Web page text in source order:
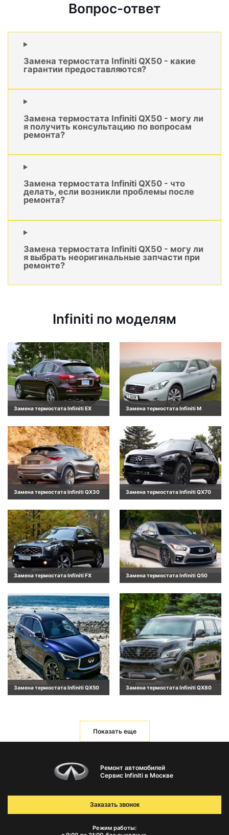
Вопрос-ответ
Замена термостата Infiniti QX50 - какие
гарантии предоставляются?
Замена термостата Infiniti QX50 - могу ли
я получить консультацию по вопросам
ремонта?
Замена термостата Infiniti QX50 - что
делать, если возникли проблемы после
ремонта?
Замена термостата Infiniti QX50 - могу ли
я выбрать неоригинальные запчасти при
ремонте?
Infiniti по моделям
Замена термостата Infiniti EX Замена термостата Infiniti M
Замена термостата Infiniti QX30 Замена термостата Infiniti QX70
Замена термостата Infiniti FX Замена термостата Infiniti Q50
Замена термостата Infiniti QX50 Замена термостата Infiniti QX80
Показать еще
Ремонт автомобилей
Сервис Infiniti в Москве
Режим работы:
Заказать звонок